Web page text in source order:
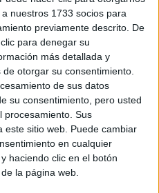
nuestros 1733 socios para
previamente descrito. De
para denegar su
más detallada y
otorgar su consentimiento.
de sus datos
su consentimiento, pero usted
procesamiento. Sus
este sitio web. Puede cambiar
en cualquier
haciendo clic en el botón
la página web.
mala como me han dicho?